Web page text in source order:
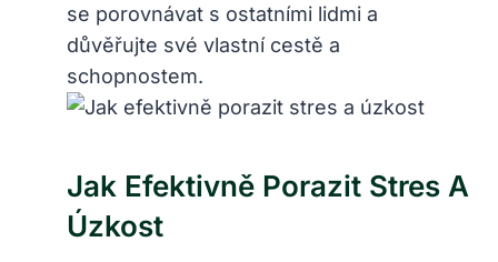
se porovnávat s ostatními lidmi a
důvěřujte své vlastní cestě a
schopnostem.
Jak Efektivně Porazit Stres A
Úzkost